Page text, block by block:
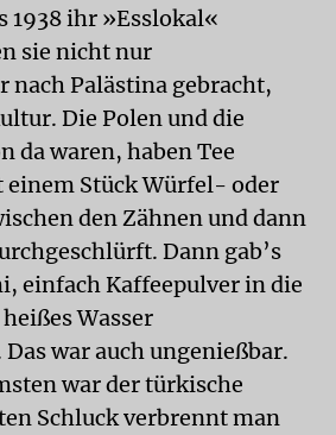
1938 ihr »Esslokal«
sie nicht nur
nach Palästina gebracht,
Die Polen und die
da waren, haben Tee
Stück Würfel- oder
den Zähnen und dann
Dann gab’s
einfach Kaffeepulver in die
Wasser
war auch ungenießbar.
war der türkische
Schluck verbrennt man